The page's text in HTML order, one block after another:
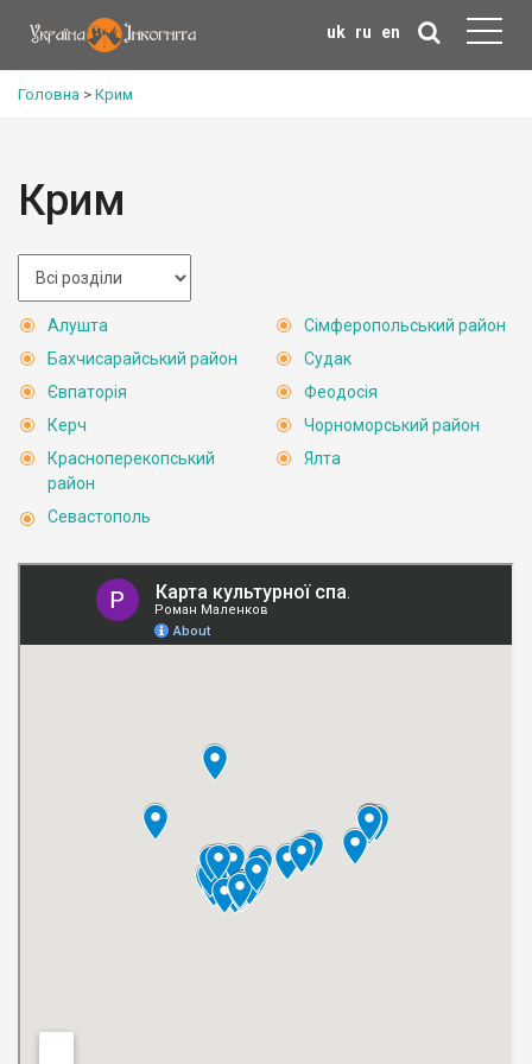
uk ru en
Головна > Крим
Крим
Алушта
Бахчисарайський район
Євпаторія
Керч
Красноперекопський
район
Севастополь
Сімферопольський район
Судак
Феодосія
Чорноморський район
Ялта